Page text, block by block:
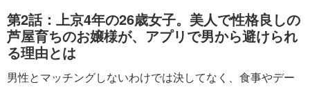
第2話：上京4年の26歳女子。美人で性格良しの
芦屋育ちのお嬢様が、アプリで男から避けられ
る理由とは
男性とマッチングしないわけでは決してなく、食事やデー